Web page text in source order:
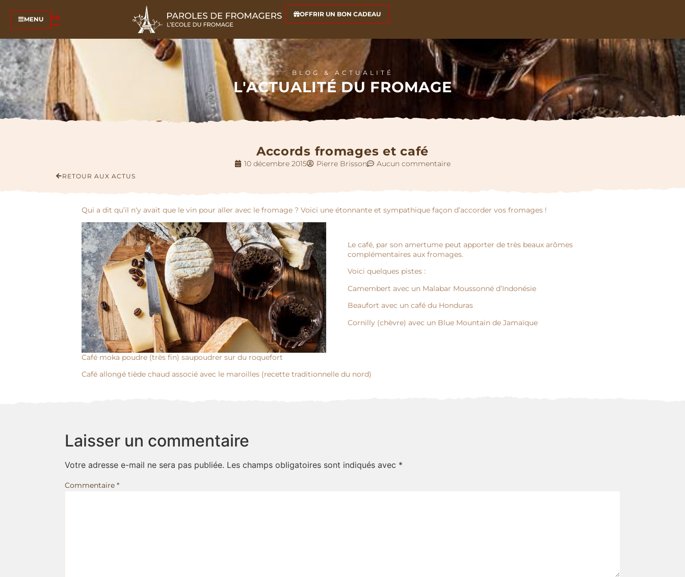
MENU FR OFFRIR UN BON CADEAU
BLOG & ACTUALITÉ
L'ACTUALITÉ DU FROMAGE
Accords fromages et café
10 décembre 2015 Pierre Brisson Aucun commentaire
RETOUR AUX ACTUS
Qui a dit qu’il n‘y avait que le vin pour aller avec le fromage ? Voici une étonnante et sympathique façon d’accorder vos fromages !
Le café, par son amertume peut apporter de très beaux arômes
complémentaires aux fromages.
Voici quelques pistes :
Camembert avec un Malabar Moussonné d’Indonésie
Beaufort avec un café du Honduras
Cornilly (chèvre) avec un Blue Mountain de Jamaïque
Café moka poudre (très fin) saupoudrer sur du roquefort
Café allongé tiède chaud associé avec le maroilles (recette traditionnelle du nord)
Laisser un commentaire
Votre adresse e-mail ne sera pas publiée. Les champs obligatoires sont indiqués avec *
Commentaire *